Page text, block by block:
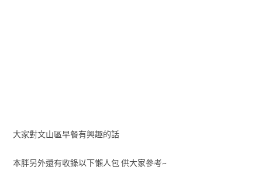
大家對文山區早餐有興趣的話
本胖另外還有收錄以下懶人包 供大家參考~